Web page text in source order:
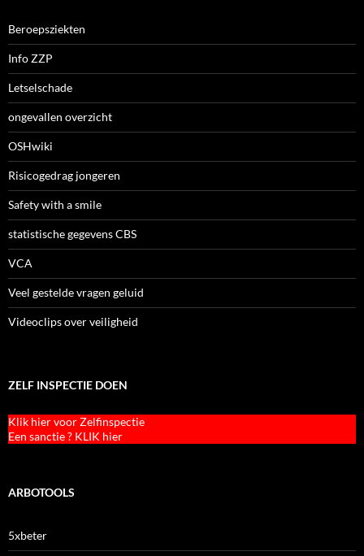
Beroepsziekten
Info ZZP
Letselschade
ongevallen overzicht
OSHwiki
Risicogedrag jongeren
Safety with a smile
statistische gegevens CBS
VCA
Veel gestelde vragen geluid
Videoclips over veiligheid
ZELF INSPECTIE DOEN
Klik hier voor Zelfinspectie
Een sanctie ? KLIK hier
ARBOTOOLS
5xbeter